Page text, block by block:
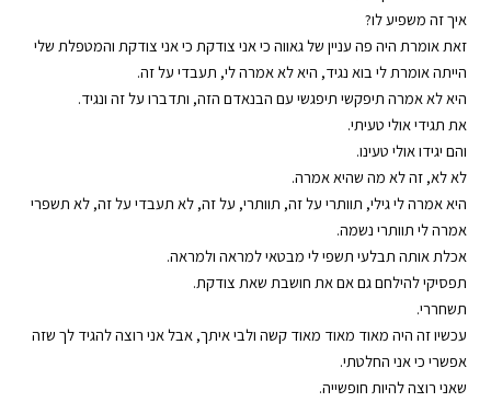
איך זה משפיע לו?
זאת אומרת היה פה עניין של גאווה כי אני צודקת כי אני צודקת והמטפלת שלי
הייתה אומרת לי בוא נגיד, היא לא אמרה לי, תעבדי על זה.
היא לא אמרה תיפקשי תיפגשי עם הבנאדם הזה, ותדברו על זה ונגיד.
את תגידי אולי טעיתי.
והם יגידו אולי טעינו.
לא לא, זה לא מה שהיא אמרה.
היא אמרה לי גילי, תוותרי על זה, תוותרי, על זה, לא תעבדי על זה, לא תשפרי
אמרה לי תוותרי נשמה.
אכלת אותה תבלעי תשפי לי מבטאי למראה ולמראה.
תפסיקי להילחם גם אם את חושבת שאת צודקת.
תשחררי.
עכשיו זה היה מאוד מאוד מאוד קשה ולבי איתך, אבל אני רוצה להגיד לך שזה
אפשרי כי אני החלטתי.
שאני רוצה להיות חופשייה.